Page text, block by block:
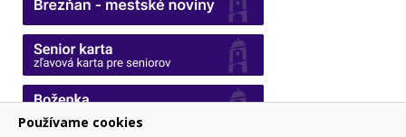
Používame cookies